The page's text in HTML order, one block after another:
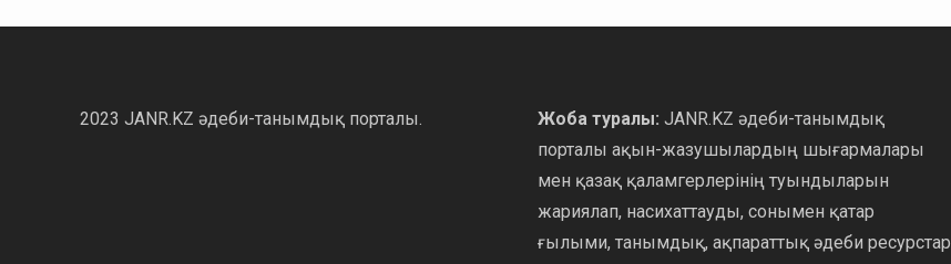
2023 JANR.KZ әдеби-танымдық порталы. Жоба туралы: JANR.KZ әдеби-танымдық
порталы ақын-жазушылардың шығармалары
мен қазақ қаламгерлерінің туындыларын
жариялап, насихаттауды, сонымен қатар
ғылыми, танымдық, ақпараттық әдеби ресурстар